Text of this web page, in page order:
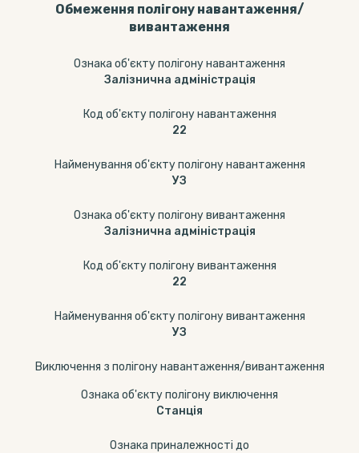
Обмеження полігону навантаження/
вивантаження
Ознака об'єкту полігону навантаження
Залізнична адміністрація
Код об'єкту полігону навантаження
22
Найменування об'єкту полігону навантаження
УЗ
Ознака об'єкту полігону вивантаження
Залізнична адміністрація
Код об'єкту полігону вивантаження
22
Найменування об'єкту полігону вивантаження
УЗ
Виключення з полігону навантаження/вивантаження
Ознака об'єкту полігону виключення
Станція
Ознака приналежності до